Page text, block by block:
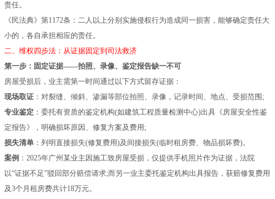
责任。
《民法典》第1172条：二人以上分别实施侵权行为造成同一损害，能够确定责任大
小的，各自承担相应的责任。
二、维权四步法：从证据固定到司法救济
第一步：固定证据——拍照、录像、鉴定报告缺一不可
房屋受损后，业主需第一时间通过以下方式留存证据：
现场取证：对裂缝、倾斜、渗漏等部位拍照、录像，记录时间、地点、受损范围;
专业鉴定：委托有资质的鉴定机构(如建筑工程质量检测中心)出具《房屋安全性鉴
定报告》，明确损坏原因、修复方案及费用;
损失清单：列明直接损失(修复费用)及间接损失(临时租房费、物品损坏费)。
案例 ：2025年广州某业主因施工致房屋受损，仅提供手机照片作为证据，法院
以“证据不足”驳回部分赔偿请求;而另一业主委托鉴定机构出具报告，获赔修复费用
及3个月租房费共计18万元。